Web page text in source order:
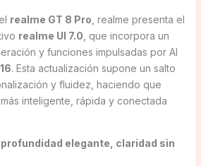
realme GT 8 Pro , realme presenta el
realme UI 7.0 , que incorpora un
y funciones impulsadas por AI
. Esta actualización supone un salto
y fluidez, haciendo que
inteligente, rápida y conectada
elegante, claridad sin